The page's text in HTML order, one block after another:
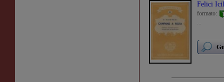
Felici
formato:
...